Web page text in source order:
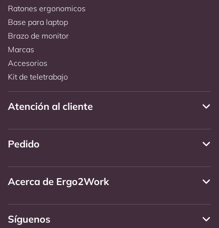
Ratones ergonomicos
Base para laptop
Brazo de monitor
Marcas
Accesorios
Kit de teletrabajo
Atención al cliente
Pedido
Acerca de Ergo2Work
Síguenos